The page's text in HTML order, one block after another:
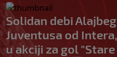
Solidan debi
Juventusa od
u akciji za gol "Stare